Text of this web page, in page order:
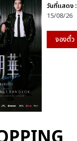
วันที่แสดง :
15/08/26
จองตั๋ว